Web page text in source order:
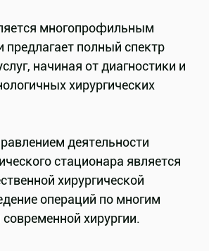
многопрофильным
предлагает полный спектр
начиная от диагностики и
хирургических
деятельности
стационара является
хирургической
операций по многим
хирургии.